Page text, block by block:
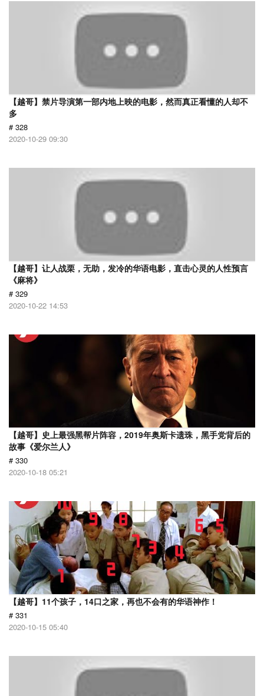
【越哥】禁片导演第一部内地上映的电影，然而真正看懂的人却不
多
# 328
2020-10-29 09:30
【越哥】让人战栗，无助，发冷的华语电影，直击心灵的人性预言
《麻将》
# 329
2020-10-22 14:53
【越哥】史上最强黑帮片阵容，2019年奥斯卡遗珠，黑手党背后的
故事《爱尔兰人》
# 330
2020-10-18 05:21
【越哥】11个孩子，14口之家，再也不会有的华语神作！
# 331
2020-10-15 05:40